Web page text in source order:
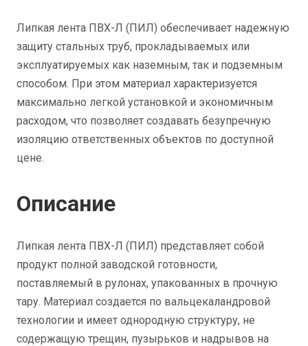
Липкая лента ПВХ-Л (ПИЛ) обеспечивает надежную
защиту стальных труб, прокладываемых или
эксплуатируемых как наземным, так и подземным
способом. При этом материал характеризуется
максимально легкой установкой и экономичным
расходом, что позволяет создавать безупречную
изоляцию ответственных объектов по доступной
цене.
Описание
Липкая лента ПВХ-Л (ПИЛ) представляет собой
продукт полной заводской готовности,
поставляемый в рулонах, упакованных в прочную
тару. Материал создается по вальцекаландровой
технологии и имеет однородную структуру, не
содержащую трещин, пузырьков и надрывов на